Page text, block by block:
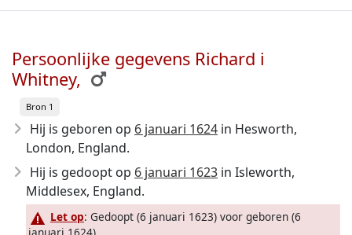
Persoonlijke gegevens Richard i
Whitney,
Bron 1
Hij is geboren op 6 januari 1624 in Hesworth,
London, England.
Hij is gedoopt op 6 januari 1623 in Isleworth,
Middlesex, England.
Let op: Gedoopt (6 januari 1623) voor geboren (6